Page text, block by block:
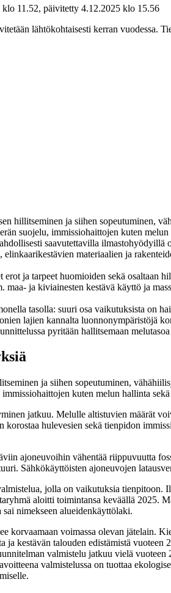
klo 11.52, päivitetty 4.12.2025 klo 15.56
lähtökohtaisesti kerran vuodessa.
hillitseminen ja siihen sopeutuminen,
suojelu, immissiohaittojen kuten
saavutettavilla ilmastohyödyillä
materiaalien ja
ja tarpeet huomioiden sekä osaltaan
ja kiviainesten kestävä käyttö ja
tasolla: suuri osa vaikutuksista on
lajien kannalta luonnonympäristöjä
pyritään hallitsemaan
ja siihen sopeutuminen,
kuten melun hallinta
jatkuu. Melulle altistuvien määrät
hulevesien sekä tienpidon
ajoneuvoihin vähentää riippuvuutta
Sähkökäyttöisten ajoneuvojen
jolla on vaikutuksia
aloitti toimintansa keväällä
nimekseen alueidenkäyttölaki.
voimassa olevan jätelain.
kestävän talouden edistämistä
valmistelu jatkuu vielä
valmistelussa on tuottaa